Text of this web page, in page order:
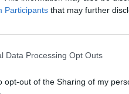
Participants that may further
Data Processing Opt Outs
opt-out of the Sharing of my
newsletter y recibe cada
destacado de Hispanidad